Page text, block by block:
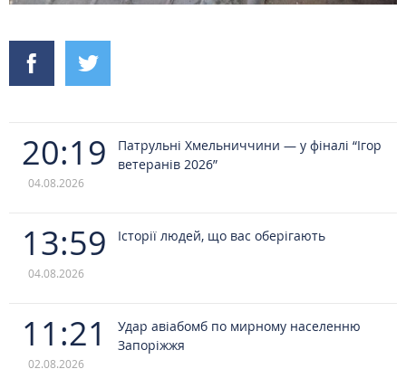
20:19
04.08.2026
Патрульні Хмельниччини — у фіналі “Ігор
ветеранів 2026”
13:59
04.08.2026
Історії людей, що вас оберігають
11:21
02.08.2026
Удар авіабомб по мирному населенню
Запоріжжя